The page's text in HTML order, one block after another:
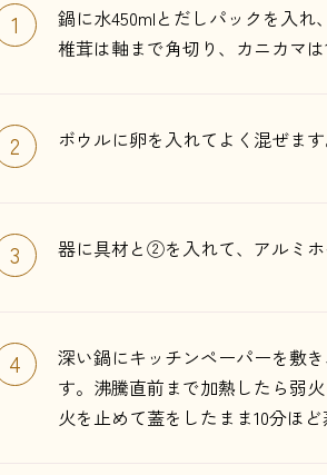
1
鍋に水450mlとだしパックを入れ
椎茸は軸まで角切り、カニカマ
2 ボウルに卵を入れてよく混ぜま
3 器に具材と②を入れて、アルミホ
4
深い鍋にキッチンペーパーを敷
す。沸騰直前まで加熱したら弱
火を止めて蓋をしたまま10分ほど